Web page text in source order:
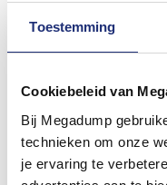
Toestemming
Cookiebeleid van
Bij Megadump
technieken om onze
je ervaring te
6-8 weken